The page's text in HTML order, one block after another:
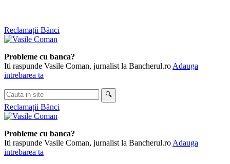
Skip
to
Reclamații Bănci
Probleme cu banca?
Iti raspunde Vasile Coman, jurnalist la Bancherul.ro Adauga
intrebarea ta
Cauta
in
site
🔍
Reclamații Bănci
Probleme cu banca?
Iti raspunde Vasile Coman, jurnalist la Bancherul.ro Adauga
intrebarea ta